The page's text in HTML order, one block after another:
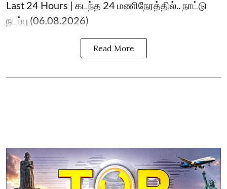
Last 24 Hours | கடந்த 24 மணிநேரத்தில்.. நாட்டு
நடப்பு (06.08.2026)
Read More